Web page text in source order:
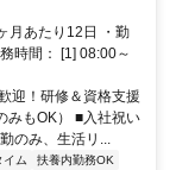
新丸子東２丁目９
月あたり12日 ・勤
時間： [1] 08:00～
！研修＆資格支援
みもOK） ■入社祝い
のみ、生活リ...
イム
扶養内勤務OK